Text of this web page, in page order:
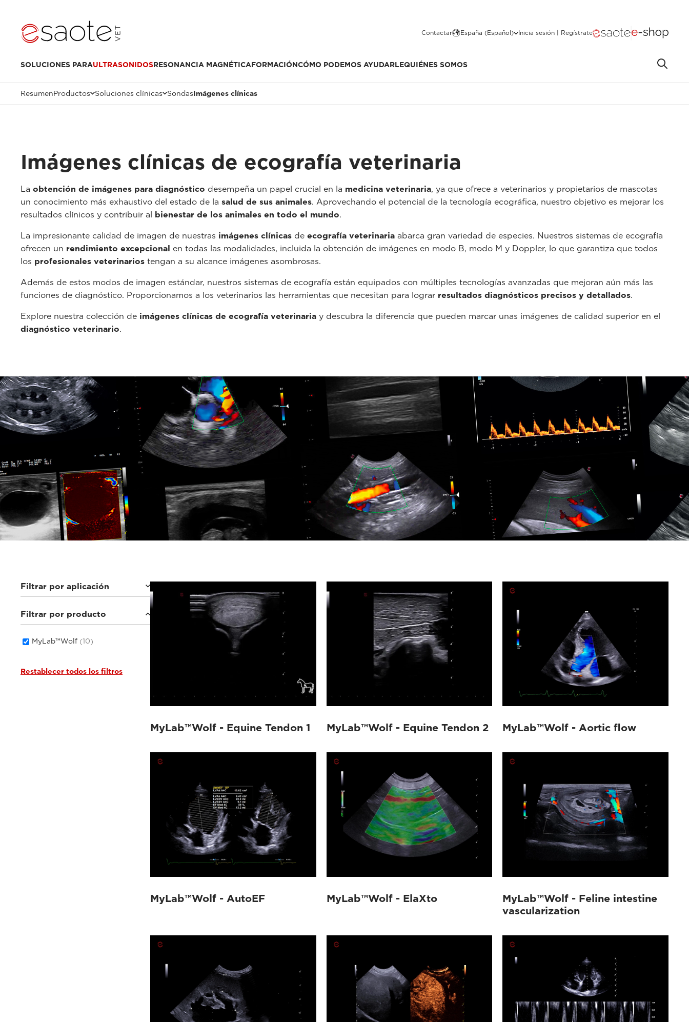
Contactar España (Español) Inicia sesión | Regístrate
SOLUCIONES PARAULTRASONIDOSRESONANCIA MAGNÉTICAFORMACIÓNCÓMO PODEMOS AYUDARLEQUIÉNES SOMOS
ResumenProductos Soluciones clínicas SondasImágenes clínicas
Imágenes clínicas de ecografía veterinaria
La obtención de imágenes para diagnóstico desempeña un papel crucial en la medicina veterinaria, ya que ofrece a veterinarios y propietarios de mascotas
un conocimiento más exhaustivo del estado de la salud de sus animales. Aprovechando el potencial de la tecnología ecográfica, nuestro objetivo es mejorar los
resultados clínicos y contribuir al bienestar de los animales en todo el mundo.
La impresionante calidad de imagen de nuestras imágenes clínicas de ecografía veterinaria abarca gran variedad de especies. Nuestros sistemas de ecografía
ofrecen un rendimiento excepcional en todas las modalidades, incluida la obtención de imágenes en modo B, modo M y Doppler, lo que garantiza que todos
los profesionales veterinarios tengan a su alcance imágenes asombrosas.
Además de estos modos de imagen estándar, nuestros sistemas de ecografía están equipados con múltiples tecnologías avanzadas que mejoran aún más las
funciones de diagnóstico. Proporcionamos a los veterinarios las herramientas que necesitan para lograr resultados diagnósticos precisos y detallados.
Explore nuestra colección de imágenes clínicas de ecografía veterinaria y descubra la diferencia que pueden marcar unas imágenes de calidad superior en el
diagnóstico veterinario.
Filtrar por aplicación
Equinos(2)
Animales pequeños(8)
Filtrar por producto
MyLab™Wolf (10)
Restablecer todos los filtros
MyLab™Wolf - Equine Tendon 1 MyLab™Wolf - Equine Tendon 2 MyLab™Wolf - Aortic flow
MyLab™Wolf - AutoEF MyLab™Wolf - ElaXto
MyLab™Wolf - Feline intestine
vascularization